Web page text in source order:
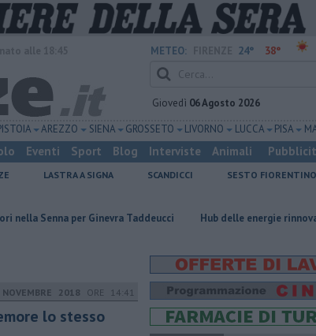
METEO: 24° 38°
Giovedì 06 Agosto 2026
AREZZO SIENA GROSSETO LIVORNO LUCCA PISA
Eventi Sport Blog Interviste Animali
LASTRA A SIGNA SCANDICCI
SESTO FIORENTINO
Ginevra Taddeucci Hub delle energie rinnovabili nell'ex
2018 ORE 14:41
lo stesso